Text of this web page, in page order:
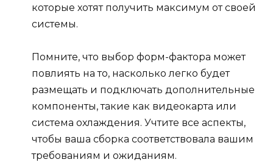
которые хотят получить максимум от своей
системы.
Помните, что выбор форм-фактора может
повлиять на то, насколько легко будет
размещать и подключать дополнительные
компоненты, такие как видеокарта или
система охлаждения. Учтите все аспекты,
чтобы ваша сборка соответствовала вашим
требованиям и ожиданиям.